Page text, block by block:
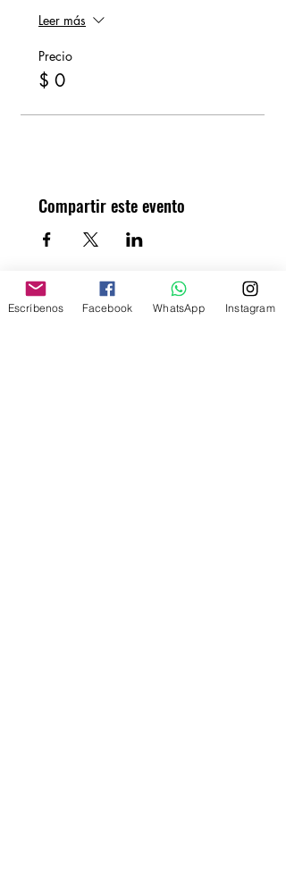
Leer más
Precio
$ 0
Compartir este evento
Escríbenos Facebook WhatsApp Instagram